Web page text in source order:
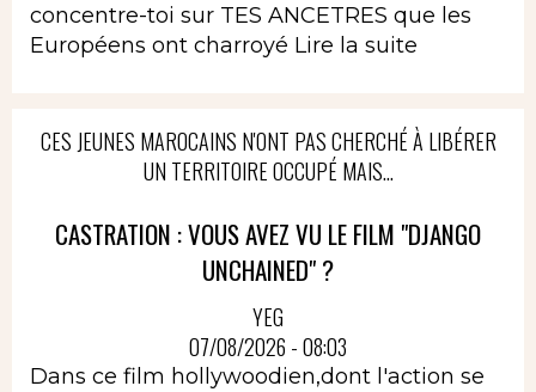
concentre-toi sur TES ANCETRES que les
Européens ont charroyé Lire la suite
CES JEUNES MAROCAINS N'ONT PAS CHERCHÉ À LIBÉRER
UN TERRITOIRE OCCUPÉ MAIS...
CASTRATION : VOUS AVEZ VU LE FILM "DJANGO
UNCHAINED" ?
YEG
07/08/2026 - 08:03
Dans ce film hollywoodien,dont l'action se